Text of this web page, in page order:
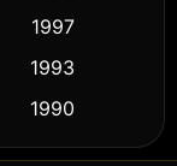
(10)
(57)
1997
1993
1990
1986